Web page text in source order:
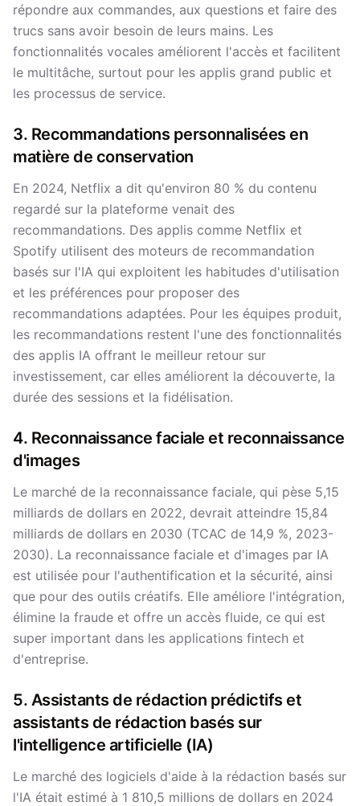
répondre aux commandes, aux questions et faire des
trucs sans avoir besoin de leurs mains. Les
fonctionnalités vocales améliorent l'accès et facilitent
le multitâche, surtout pour les applis grand public et
les processus de service.
3. Recommandations personnalisées en
matière de conservation
En 2024, Netflix a dit qu'environ 80 % du contenu
regardé sur la plateforme venait des
recommandations. Des applis comme Netflix et
Spotify utilisent des moteurs de recommandation
basés sur l'IA qui exploitent les habitudes d'utilisation
et les préférences pour proposer des
recommandations adaptées. Pour les équipes produit,
les recommandations restent l'une des fonctionnalités
des applis IA offrant le meilleur retour sur
investissement, car elles améliorent la découverte, la
durée des sessions et la fidélisation.
4. Reconnaissance faciale et reconnaissance
d'images
Le marché de la reconnaissance faciale, qui pèse 5,15
milliards de dollars en 2022, devrait atteindre 15,84
milliards de dollars en 2030 (TCAC de 14,9 %, 2023-
2030). La reconnaissance faciale et d'images par IA
est utilisée pour l'authentification et la sécurité, ainsi
que pour des outils créatifs. Elle améliore l'intégration,
élimine la fraude et offre un accès fluide, ce qui est
super important dans les applications fintech et
d'entreprise.
5. Assistants de rédaction prédictifs et
assistants de rédaction basés sur
l'intelligence artificielle (IA)
Le marché des logiciels d'aide à la rédaction basés sur
l'IA était estimé à 1 810,5 millions de dollars en 2024